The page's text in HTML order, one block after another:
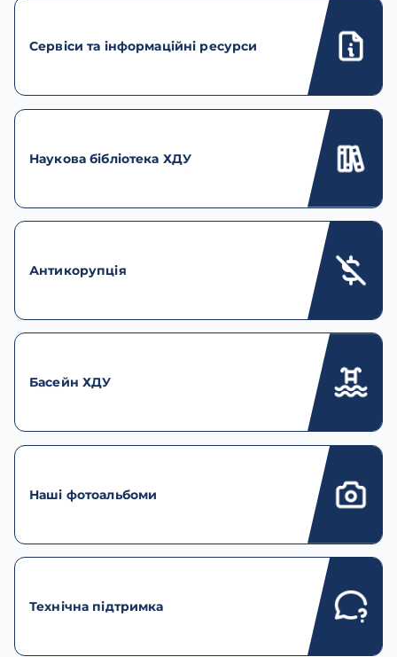
Сервіси та інформаційні ресурси
Наукова бібліотека ХДУ
Антикорупція
Басейн ХДУ
Наші фотоальбоми
Технічна підтримка